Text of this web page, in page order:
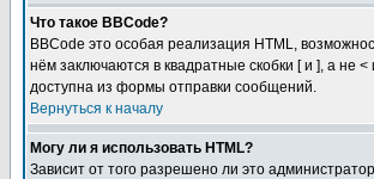
Что такое BBCode?
BBCode это особая реализация HTML,
нём заключаются в квадратные скобки [ и ], а не
доступна из формы отправки сообщений.
Вернуться к началу
Могу ли я использовать HTML?
Зависит от того разрешено ли это